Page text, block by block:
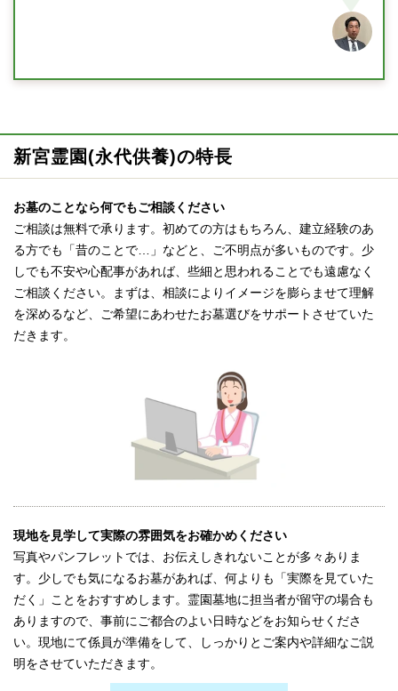
新宮霊園(永代供養)の特長
お墓のことなら何でもご相談ください
ご相談は無料で承ります。初めての方はもちろん、建立経験のあ
る方でも「昔のことで…」などと、ご不明点が多いものです。少
しでも不安や心配事があれば、些細と思われることでも遠慮なく
ご相談ください。まずは、相談によりイメージを膨らませて理解
を深めるなど、ご希望にあわせたお墓選びをサポートさせていた
だきます。
現地を見学して実際の雰囲気をお確かめください
写真やパンフレットでは、お伝えしきれないことが多々ありま
す。少しでも気になるお墓があれば、何よりも「実際を見ていた
だく」ことをおすすめします。霊園墓地に担当者が留守の場合も
ありますので、事前にご都合のよい日時などをお知らせくださ
い。現地にて係員が準備をして、しっかりとご案内や詳細なご説
明をさせていただきます。